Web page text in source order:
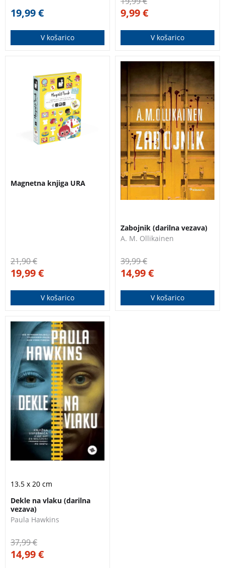
19,99€
V košarico
9,99€
V košarico
Magnetna knjiga URA
(Janod) omogoča
otroku, da je
kreativen. Komplet
vsebuje 75 magnetov
in 8 kartic s predlogi.
Magnetna knjiga URA
21,90€
19,99€
V košarico
Nagrajeni finski
kriminalni roman. Že
prvi stavki pritegnejo
k branju, da ga kar ne
moremo odložiti.
Spretno zapisano
zgodbo lahko
uvrstimo med
najboljše, kar
ponujajo
skandinavske
Zabojnik (darilna vezava)
A. M. Ollikainen
39,99€
14,99€
V košarico
Knjižna uspešnica z
več kot 23 milijoni
prodanih izvodov po
svetu!
13.5 x 20 cm
Dekle na vlaku (darilna
vezava)
Paula Hawkins
37,99€
14,99€